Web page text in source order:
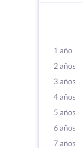
1 año
2 años
3 años
4 años
5 años
6 años
7 años